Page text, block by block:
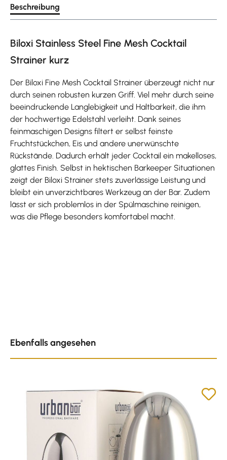
Beschreibung
Biloxi Stainless Steel Fine Mesh Cocktail
Strainer kurz
Der Biloxi Fine Mesh Cocktail Strainer überzeugt nicht nur
durch seinen robusten kurzen Griff. Viel mehr durch seine
beeindruckende Langlebigkeit und Haltbarkeit, die ihm
der hochwertige Edelstahl verleiht. Dank seines
feinmaschigen Designs filtert er selbst feinste
Fruchtstückchen, Eis und andere unerwünschte
Rückstände. Dadurch erhält jeder Cocktail ein makelloses,
glattes Finish. Selbst in hektischen Barkeeper Situationen
zeigt der Biloxi Strainer stets zuverlässige Leistung und
bleibt ein unverzichtbares Werkzeug an der Bar. Zudem
lässt er sich problemlos in der Spülmaschine reinigen,
was die Pflege besonders komfortabel macht.
Ebenfalls angesehen